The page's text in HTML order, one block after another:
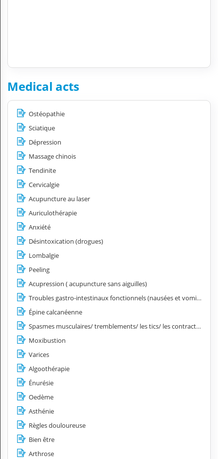
Medical acts
Ostéopathie
Sciatique
Dépression
Massage chinois
Tendinite
Cervicalgie
Acupuncture au laser
Auriculothérapie
Anxiété
Désintoxication (drogues)
Lombalgie
Peeling
Acupression ( acupuncture sans aiguilles)
Troubles gastro-intestinaux fonctionnels (nausées et vomissements, spasmes œsophagiens, hyperacidité, côlon irritable)
Épine calcanéenne
Spasmes musculaires/ tremblements/ les tics/ les contractures
Moxibustion
Varices
Algoothérapie
Énurésie
Oedème
Asthénie
Règles douloureuse
Bien être
Arthrose